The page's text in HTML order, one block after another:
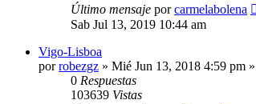
Último mensaje porcarmelabolena
Sab Jul 13, 2019 10:44 am
Vigo-Lisboa
porrobezgz » Mié Jun 13, 2018 4:59 pm
0 Respuestas
103639 Vistas